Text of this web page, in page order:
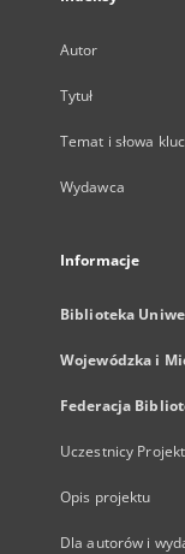
Autor
Tytuł
Temat i słowa
Wydawca
Informacje
Biblioteka
Wojewódzka i
Federacja
Uczestnicy
Opis projektu
Dla autorów i